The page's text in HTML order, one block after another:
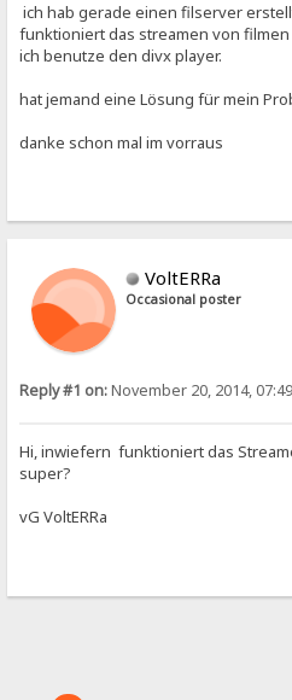
ich hab gerade einen filserver
funktioniert das streamen von
ich benutze den divx player.
hat jemand eine Lösung für mein
danke schon mal im vorraus
VoltERRa
Occasional poster
Reply #1 on:November 20, 2014,
Hi, inwiefern funktioniert das
super?
vG VoltERRa